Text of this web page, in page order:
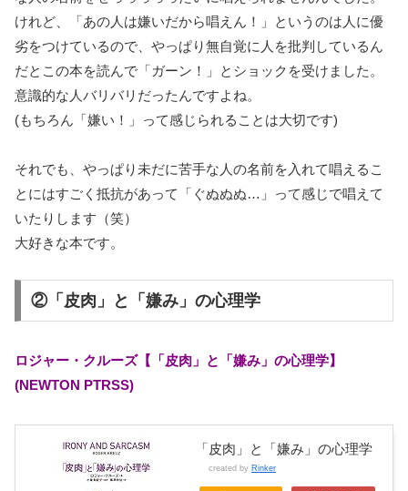
けれど、「あの人は嫌いだから唱えん！」というのは人に優
劣をつけているので、やっぱり無自覚に人を批判しているん
だとこの本を読んで「ガーン！」とショックを受けました。
意識的な人バリバリだったんですよね。
(もちろん「嫌い！」って感じられることは大切です)
それでも、やっぱり未だに苦手な人の名前を入れて唱えるこ
とにはすごく抵抗があって「ぐぬぬぬ…」って感じで唱えて
いたりします（笑）
大好きな本です。
②「皮肉」と「嫌み」の心理学
ロジャー・クルーズ【「皮肉」と「嫌み」の心理学】
(NEWTON PTRSS)
「皮肉」と「嫌み」の心理学
created by Rinker